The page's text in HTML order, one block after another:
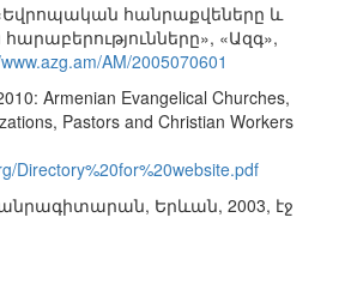
«Եվրոպական հանրաքվեները և
«Ազգ»,
AM/2005070601
Armenian Evangelical Churches,
Pastors and Christian Workers
Directory%20for%20website.pdf
Երևան, 2003, էջ